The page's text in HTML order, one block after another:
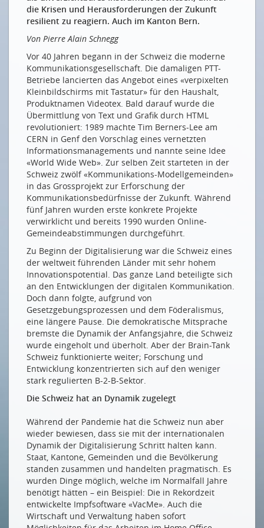
Impressum
die Krisen und Herausforderungen der Zukunft
resilient zu reagiern. Auch im Kanton Bern.
Von Pierre Alain Schnegg
Vor 40 Jahren begann in der Schweiz die moderne
Kommunikationsgesellschaft. Die damaligen PTT-
Betriebe lancierten das Angebot eines «verpixelten
Kleinbildschirms mit Tastatur» für den Haushalt,
Produktnamen Videotex. Bald darauf wurde die
Übermittlung von Text und Grafik durch HTML
revolutioniert: 1989 machte Tim Berners-Lee am
CERN in Genf den Vorschlag eines vernetzten
Informationsmanagements und nannte seine Idee
«World Wide Web». Zur selben Zeit starteten in der
Schweiz zwölf «Kommunikations-Modellgemeinden»
in das Grossprojekt zur Erforschung der
Kommunikationsbedürfnisse der Zukunft. Während
fünf Jahren wurden erste konkrete Projekte
verwirklicht und bereits 1990 wurden Online-
Gemeindeabstimmungen durchgeführt.
Zu Beginn der Digitalisierung war die Schweiz eines
der weltweit führenden Länder mit sehr hohem
Innovationspotential. Das ganze Land beteiligte sich
an den Entwicklungen der digitalen Kommunikation.
Doch dann folgte, aufgrund von
Gesetzgebungsprozessen und dem Föderalismus,
eine längere Pause. Die demokratische Mitsprache
bremste die Dynamik der Anfangsjahre, die Schweiz
wurde eingeholt und überholt. Aber der Brain-Tank
Schweiz funktionierte weiter; Forschung und
Entwicklung konzentrierten sich auf den weniger
stark regulierten B-2-B-Sektor.
Die Schweiz hat an Dynamik zugelegt
Während der Pandemie hat die Schweiz nun aber
wieder bewiesen, dass sie mit der internationalen
Dynamik der Digitalisierung Schritt halten kann.
Staat, Kantone, Gemeinden und die Bevölkerung
standen zusammen und handelten pragmatisch. Es
wurden Dinge möglich, welche im Normalfall Jahre
benötigt hätten – ein Beispiel: Die in Rekordzeit
entwickelte Impfsoftware «VacMe». Auch die
Wirtschaft und Verwaltung haben sofort